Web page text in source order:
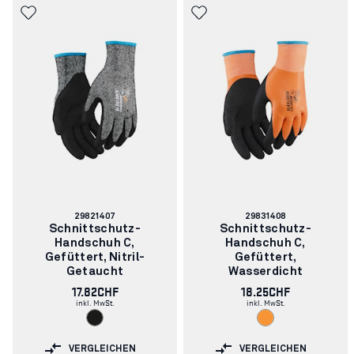
Artikelnummer:
29821407
Schnittschutz-
Handschuh C,
Gefüttert, Nitril-
Getaucht
17.82CHF
inkl. MwSt.
VERGLEICHEN
Artikelnummer:
29831408
Schnittschutz-
Handschuh C,
Gefüttert,
Wasserdicht
18.25CHF
inkl. MwSt.
VERGLEICHEN